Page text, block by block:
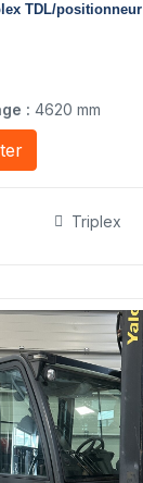
TDL/positionneur
: 4620 mm
Triplex